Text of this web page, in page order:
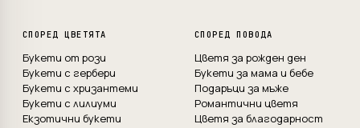
СПОРЕД ЦВЕТЯТА
Букети от рози
Букети с гербери
Букети с хризантеми
Букети с лилиуми
Екзотични букети
СПОРЕД ПОВОДА
Цветя за рожден ден
Букети за мама и бебе
Подаръци за мъже
Романтични цветя
Цветя за благодарност